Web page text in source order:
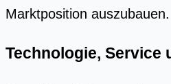
Markt­po­si­ti­on aus­zu­bau­en.
Technologie, Service